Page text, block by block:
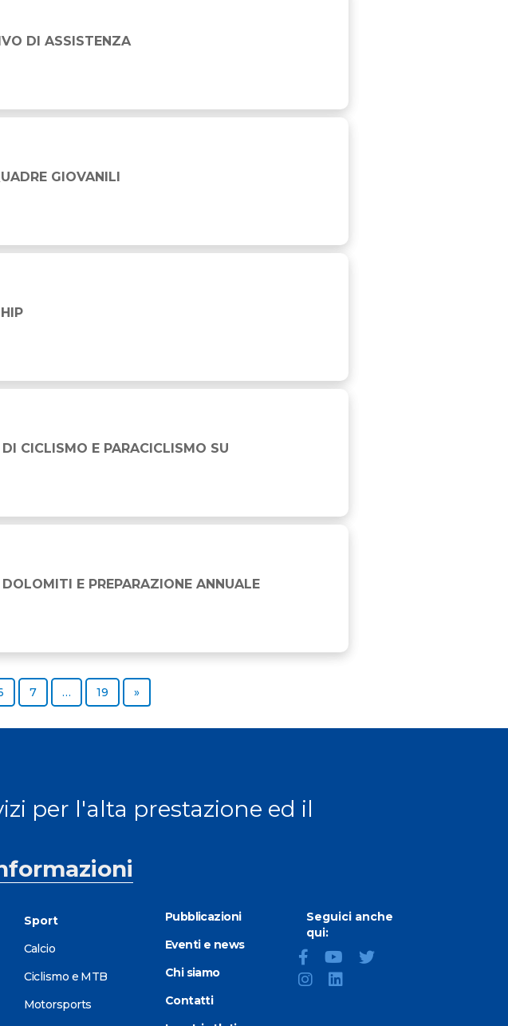
DI ASSISTENZA
GIOVANILI
CICLISMO E PARACICLISMO SU
ANNUALE
E PREPARAZIONE ANNUALE
Page
7 … Page
19 »Next page
per l'alta prestazione ed il
Sport
Calcio
Ciclismo e MTB
Motorsports
Pubblicazioni
Eventi e news
Chi siamo
Contatti
Seguici anche
qui: